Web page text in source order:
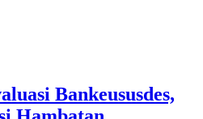
Bankeususdes,